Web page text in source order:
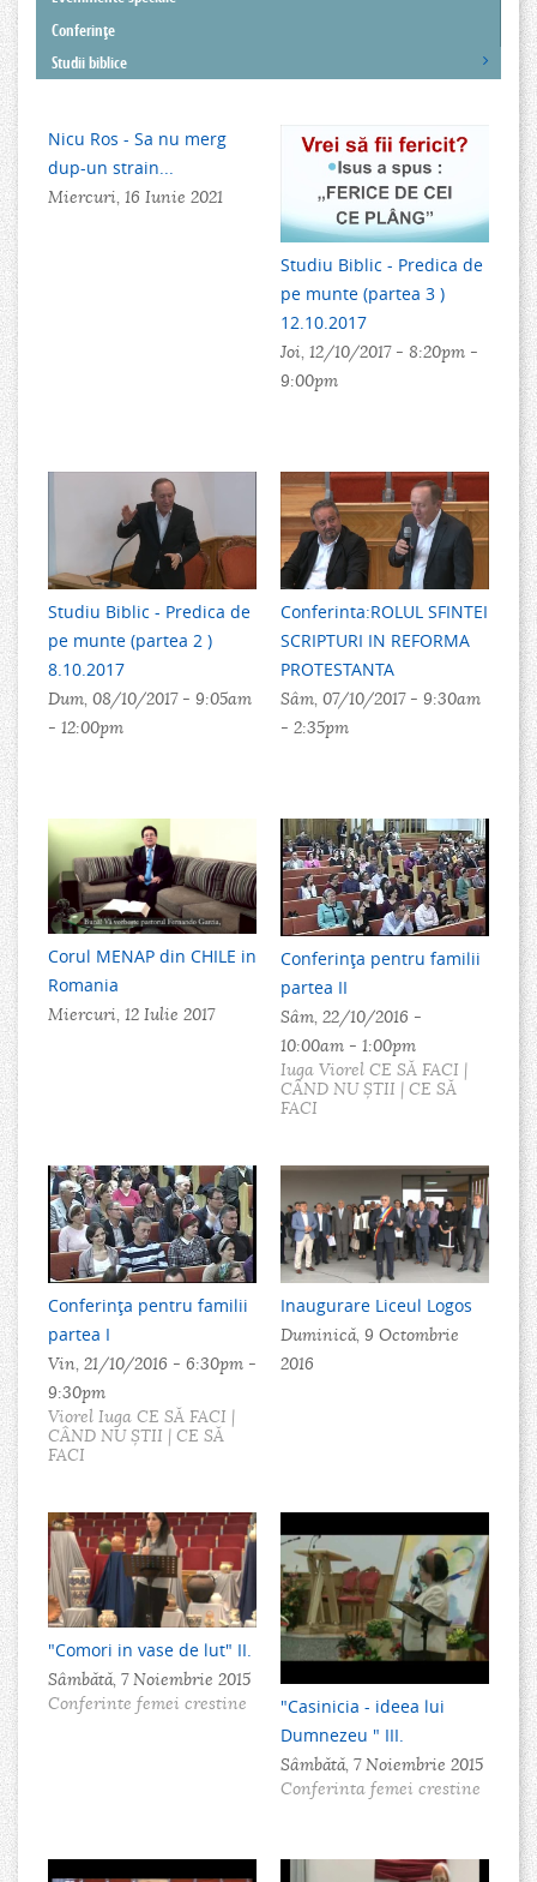
Conferinţe
Studii biblice
Nicu Ros - Sa nu merg
dup-un strain...
Miercuri, 16 Iunie 2021
Studiu Biblic - Predica de
pe munte (partea 3 )
12.10.2017
Joi, 12/10/2017 - 8:20pm -
9:00pm
Studiu Biblic - Predica de
pe munte (partea 2 )
8.10.2017
Dum, 08/10/2017 - 9:05am
- 12:00pm
Conferinta:ROLUL SFINTEI
SCRIPTURI IN REFORMA
PROTESTANTA
Sâm, 07/10/2017 - 9:30am
- 2:35pm
Corul MENAP din CHILE in
Romania
Miercuri, 12 Iulie 2017
Conferința pentru familii
partea II
Sâm, 22/10/2016 -
10:00am - 1:00pm
Iuga Viorel CE SĂ FACI |
CÂND NU ȘTII | CE SĂ
FACI
Conferința pentru familii
partea I
Vin, 21/10/2016 - 6:30pm -
9:30pm
Viorel Iuga CE SĂ FACI |
CÂND NU ȘTII | CE SĂ
FACI
Inaugurare Liceul Logos
Duminică, 9 Octombrie
2016
"Comori in vase de lut" II.
Sâmbătă, 7 Noiembrie 2015
Conferinte femei crestine
"Casinicia - ideea lui
Dumnezeu " III.
Sâmbătă, 7 Noiembrie 2015
Conferinta femei crestine